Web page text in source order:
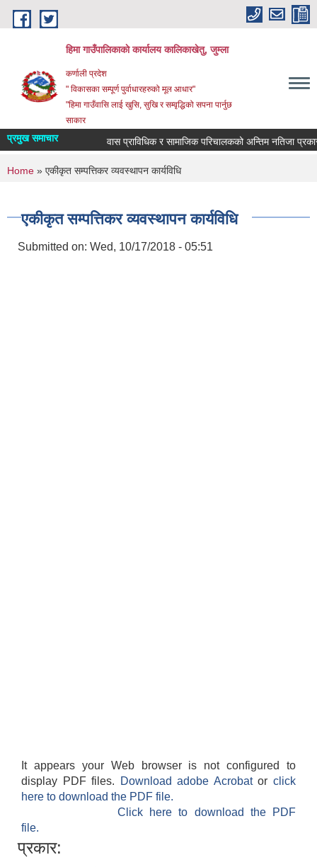
Skip to main content
हिमा गाउँपालिकाकाे कार्यालय कालिकाखेतु, जुम्ला
कर्णाली प्रदेश
" विकासका सम्पूर्ण पुर्वाधारहरुको मूल आधार"
"हिमा गाउँवासि लाई खुसि, सुखि र सम्वृद्धिको सपना पार्नुछ
साकार
प्रमुख समाचार वास प्राविधिक र सामाजिक परिचालकको अन्तिम नतिजा
You are here
Home » एकीकृत सम्पत्तिकर व्यवस्थापन कार्यविधि
एकीकृत सम्पत्तिकर व्यवस्थापन कार्यविधि
Submitted on: Wed, 10/17/2018 - 05:51
It appears your Web browser is not configured to
display PDF files.
Download adobe Acrobatorclick
here to download the PDF file.
Click here to download the PDF
file.
प्रकार: